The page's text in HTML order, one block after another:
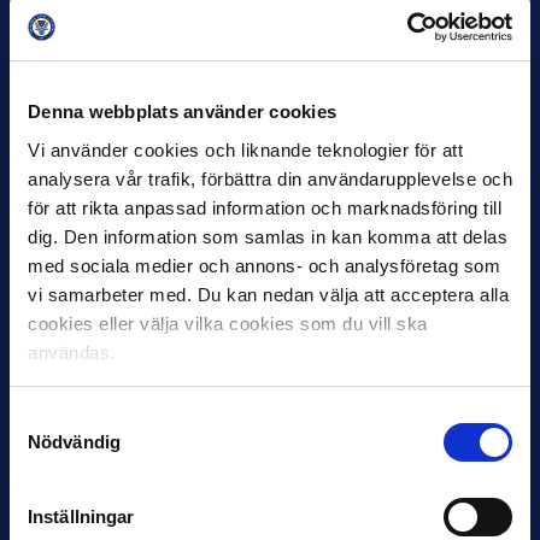
Denna webbplats använder cookies
Vi använder cookies och liknande teknologier för att
analysera vår trafik, förbättra din användarupplevelse och
för att rikta anpassad information och marknadsföring till
dig. Den information som samlas in kan komma att delas
med sociala medier och annons- och analysföretag som
vi samarbeter med. Du kan nedan välja att acceptera alla
cookies eller välja vilka cookies som du vill ska
användas.
Nödvändig
Inställningar
30 JUNI